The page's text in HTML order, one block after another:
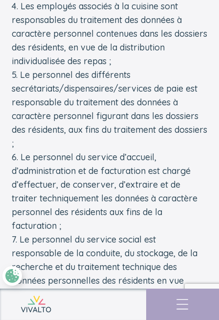
Retourner à l'accueil
Les employés associés à la cuisine sont
responsables du traitement des données à
caractère personnel contenues dans les dossiers
des résidents, en vue de la distribution
individualisée des repas ;
Le personnel des différents
secrétariats/dispensaires/services de paie est
responsable du traitement des données à
caractère personnel figurant dans les dossiers
des résidents, aux fins du traitement des dossiers
;
Le personnel du service d’accueil,
d’administration et de facturation est chargé
d’effectuer, de conserver, d’extraire et de
traiter techniquement les données à caractère
personnel des résidents aux fins de la
facturation ;
Le personnel du service social est
responsable de la conduite, du stockage, de la
recherche et du traitement technique des
données personnelles des résidents en vue
d’une admission et d’une intégration
harmonieuses dans le centre de soins